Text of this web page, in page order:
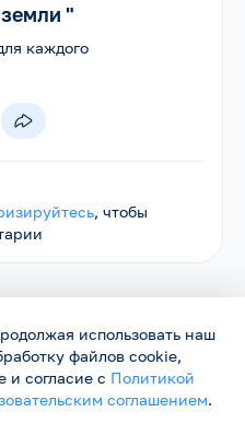
"
каждого
, чтобы
песня
и будет обновляться.
направить на
использовать наш
файлов cookie,
и согласие с Политикой
соглашением.